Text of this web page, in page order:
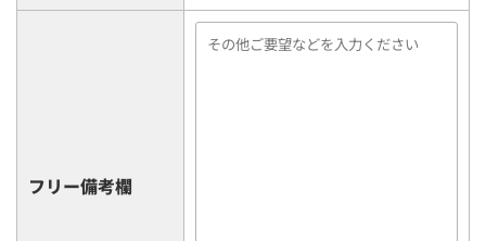
フリー備考欄